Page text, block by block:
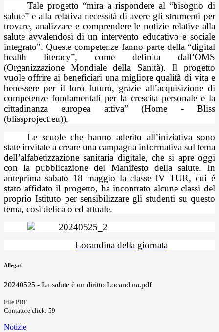
Tale progetto “mira a rispondere al “bisogno di
salute” e alla relativa necessità di avere gli strumenti per
trovare, analizzare e comprendere le notizie relative alla
salute avvalendosi di un intervento educativo e sociale
integrato". Queste competenze fanno parte della “digital
health literacy”, come definita dall’OMS
(Organizzazione Mondiale della Sanità). Il progetto
vuole offrire ai beneficiari una migliore qualità di vita e
benessere per il loro futuro, grazie all’acquisizione di
competenze fondamentali per la crescita personale e la
cittadinanza europea attiva” (Home - Bliss
(blissproject.eu)).
Le scuole che hanno aderito all’iniziativa sono
state invitate a creare una campagna informativa sul tema
dell’alfabetizzazione sanitaria digitale, che si apre oggi
con la pubblicazione del Manifesto della salute. In
anteprima sabato 18 maggio la classe IV TUR, cui è
stato affidato il progetto, ha incontrato alcune classi del
proprio Istituto per sensibilizzare gli studenti su questo
tema, così delicato ed attuale.
Locandina della giornata
Allegati
20240525 - La salute è un diritto Locandina.pdf
File PDF
Contatore click: 59
Notizie